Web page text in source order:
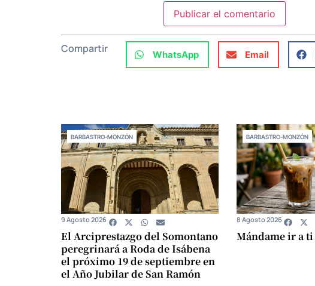
Compartir WhatsApp Email
BARBASTRO-MONZÓN
El Arciprestazgo del Somontano
peregrinará a Roda de Isábena
el próximo 19 de septiembre en
el Año Jubilar de San Ramón
9 Agosto 2026
BARBASTRO-MONZÓN
Mándame ir a ti
8 Agosto 2026